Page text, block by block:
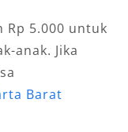
Rp 5.000 untuk
anak. Jika
Barat